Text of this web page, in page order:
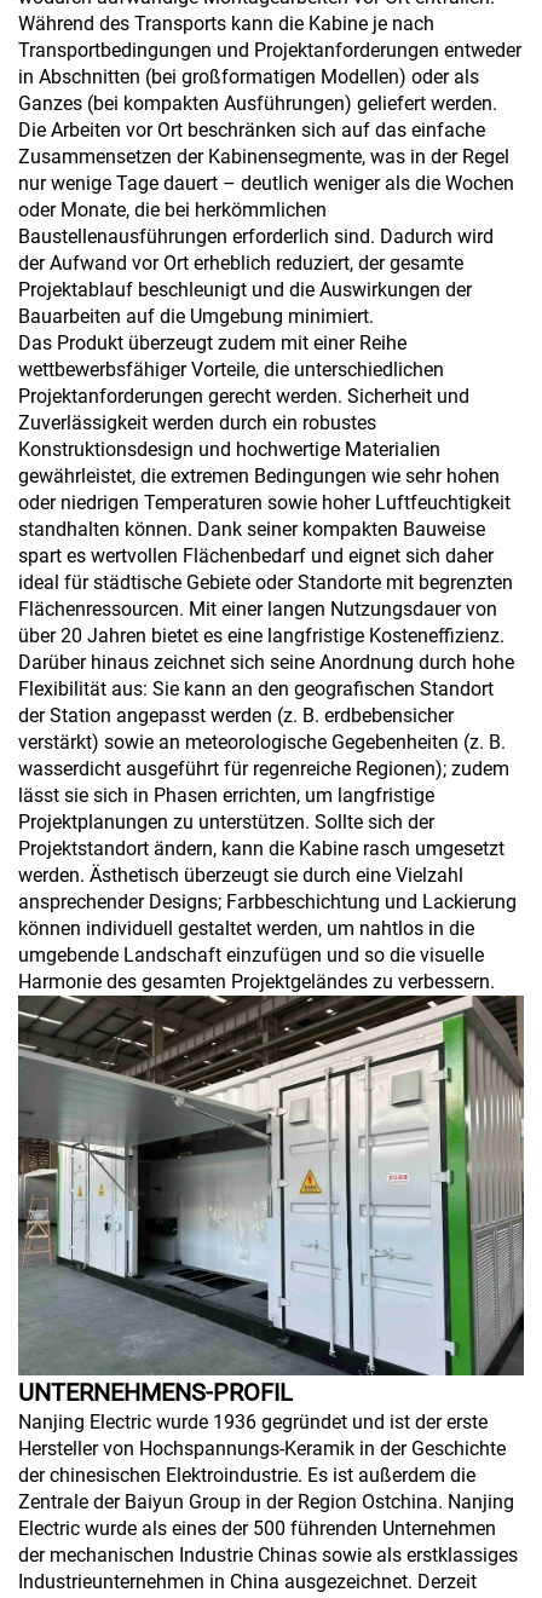
Während des Transports kann die Kabine je nach
Transportbedingungen und Projektanforderungen entweder
in Abschnitten (bei großformatigen Modellen) oder als
Ganzes (bei kompakten Ausführungen) geliefert werden.
Die Arbeiten vor Ort beschränken sich auf das einfache
Zusammensetzen der Kabinensegmente, was in der Regel
nur wenige Tage dauert – deutlich weniger als die Wochen
oder Monate, die bei herkömmlichen
Baustellenausführungen erforderlich sind. Dadurch wird
der Aufwand vor Ort erheblich reduziert, der gesamte
Projektablauf beschleunigt und die Auswirkungen der
Bauarbeiten auf die Umgebung minimiert.
Das Produkt überzeugt zudem mit einer Reihe
wettbewerbsfähiger Vorteile, die unterschiedlichen
Projektanforderungen gerecht werden. Sicherheit und
Zuverlässigkeit werden durch ein robustes
Konstruktionsdesign und hochwertige Materialien
gewährleistet, die extremen Bedingungen wie sehr hohen
oder niedrigen Temperaturen sowie hoher Luftfeuchtigkeit
standhalten können. Dank seiner kompakten Bauweise
spart es wertvollen Flächenbedarf und eignet sich daher
ideal für städtische Gebiete oder Standorte mit begrenzten
Flächenressourcen. Mit einer langen Nutzungsdauer von
über 20 Jahren bietet es eine langfristige Kosteneffizienz.
Darüber hinaus zeichnet sich seine Anordnung durch hohe
Flexibilität aus: Sie kann an den geografischen Standort
der Station angepasst werden (z. B. erdbebensicher
verstärkt) sowie an meteorologische Gegebenheiten (z. B.
wasserdicht ausgeführt für regenreiche Regionen); zudem
lässt sie sich in Phasen errichten, um langfristige
Projektplanungen zu unterstützen. Sollte sich der
Projektstandort ändern, kann die Kabine rasch umgesetzt
werden. Ästhetisch überzeugt sie durch eine Vielzahl
ansprechender Designs; Farbbeschichtung und Lackierung
können individuell gestaltet werden, um nahtlos in die
umgebende Landschaft einzufügen und so die visuelle
Harmonie des gesamten Projektgeländes zu verbessern.
UNTERNEHMENS-PROFIL
Nanjing Electric wurde 1936 gegründet und ist der erste
Hersteller von Hochspannungs-Keramik in der Geschichte
der chinesischen Elektroindustrie. Es ist außerdem die
Zentrale der Baiyun Group in der Region Ostchina. Nanjing
Electric wurde als eines der 500 führenden Unternehmen
der mechanischen Industrie Chinas sowie als erstklassiges
Industrieunternehmen in China ausgezeichnet. Derzeit